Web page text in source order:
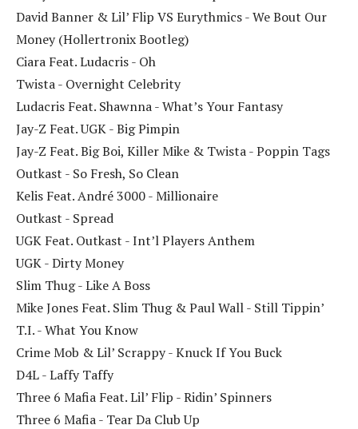
David Banner & Lil’ Flip VS Eurythmics - We Bout Our
Money (Hollertronix Bootleg)
Ciara Feat. Ludacris - Oh
Twista - Overnight Celebrity
Ludacris Feat. Shawnna - What’s Your Fantasy
Jay-Z Feat. UGK - Big Pimpin
Jay-Z Feat. Big Boi, Killer Mike & Twista - Poppin Tags
Outkast - So Fresh, So Clean
Kelis Feat. André 3000 - Millionaire
Outkast - Spread
UGK Feat. Outkast - Int’l Players Anthem
UGK - Dirty Money
Slim Thug - Like A Boss
Mike Jones Feat. Slim Thug & Paul Wall - Still Tippin’
T.I. - What You Know
Crime Mob & Lil’ Scrappy - Knuck If You Buck
D4L - Laffy Taffy
Three 6 Mafia Feat. Lil’ Flip - Ridin’ Spinners
Three 6 Mafia - Tear Da Club Up